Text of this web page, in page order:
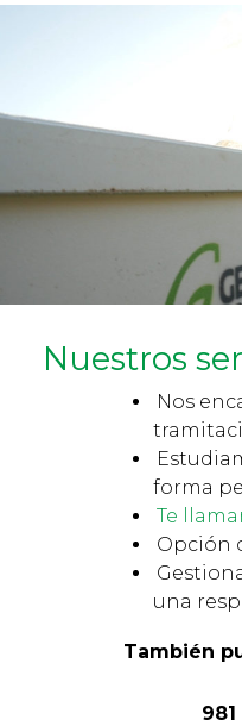
Nuestros
Nos
forma
Te
Opción
una
También